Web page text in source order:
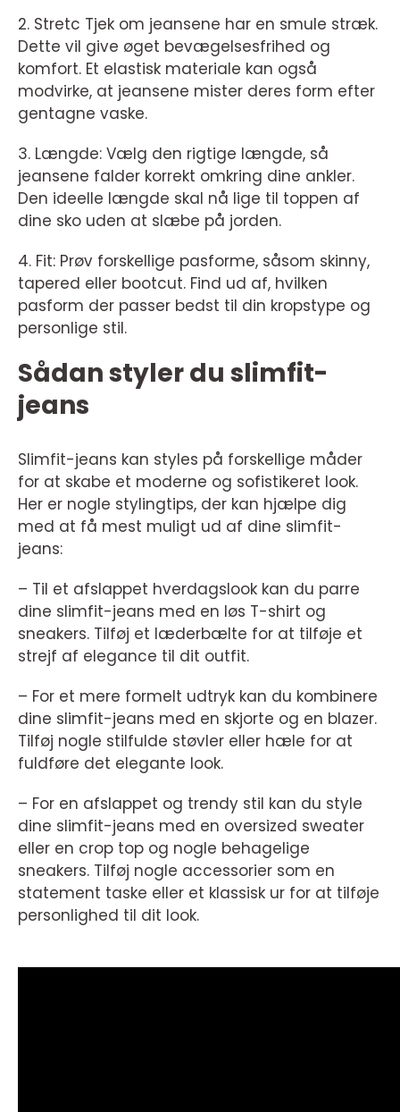
2. Stretc Tjek om jeansene har en smule stræk.
Dette vil give øget bevægelsesfrihed og
komfort. Et elastisk materiale kan også
modvirke, at jeansene mister deres form efter
gentagne vaske.
3. Længde: Vælg den rigtige længde, så
jeansene falder korrekt omkring dine ankler.
Den ideelle længde skal nå lige til toppen af
dine sko uden at slæbe på jorden.
4. Fit: Prøv forskellige pasforme, såsom skinny,
tapered eller bootcut. Find ud af, hvilken
pasform der passer bedst til din kropstype og
personlige stil.
Sådan styler du slimfit-
jeans
Slimfit-jeans kan styles på forskellige måder
for at skabe et moderne og sofistikeret look.
Her er nogle stylingtips, der kan hjælpe dig
med at få mest muligt ud af dine slimfit-
jeans:
– Til et afslappet hverdagslook kan du parre
dine slimfit-jeans med en løs T-shirt og
sneakers. Tilføj et læderbælte for at tilføje et
strejf af elegance til dit outfit.
– For et mere formelt udtryk kan du kombinere
dine slimfit-jeans med en skjorte og en blazer.
Tilføj nogle stilfulde støvler eller hæle for at
fuldføre det elegante look.
– For en afslappet og trendy stil kan du style
dine slimfit-jeans med en oversized sweater
eller en crop top og nogle behagelige
sneakers. Tilføj nogle accessorier som en
statement taske eller et klassisk ur for at tilføje
personlighed til dit look.